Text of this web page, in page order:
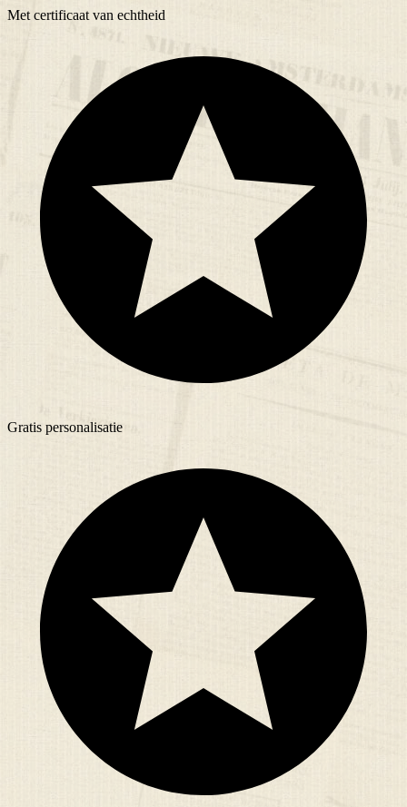
Met certificaat van echtheid
Gratis personalisatie